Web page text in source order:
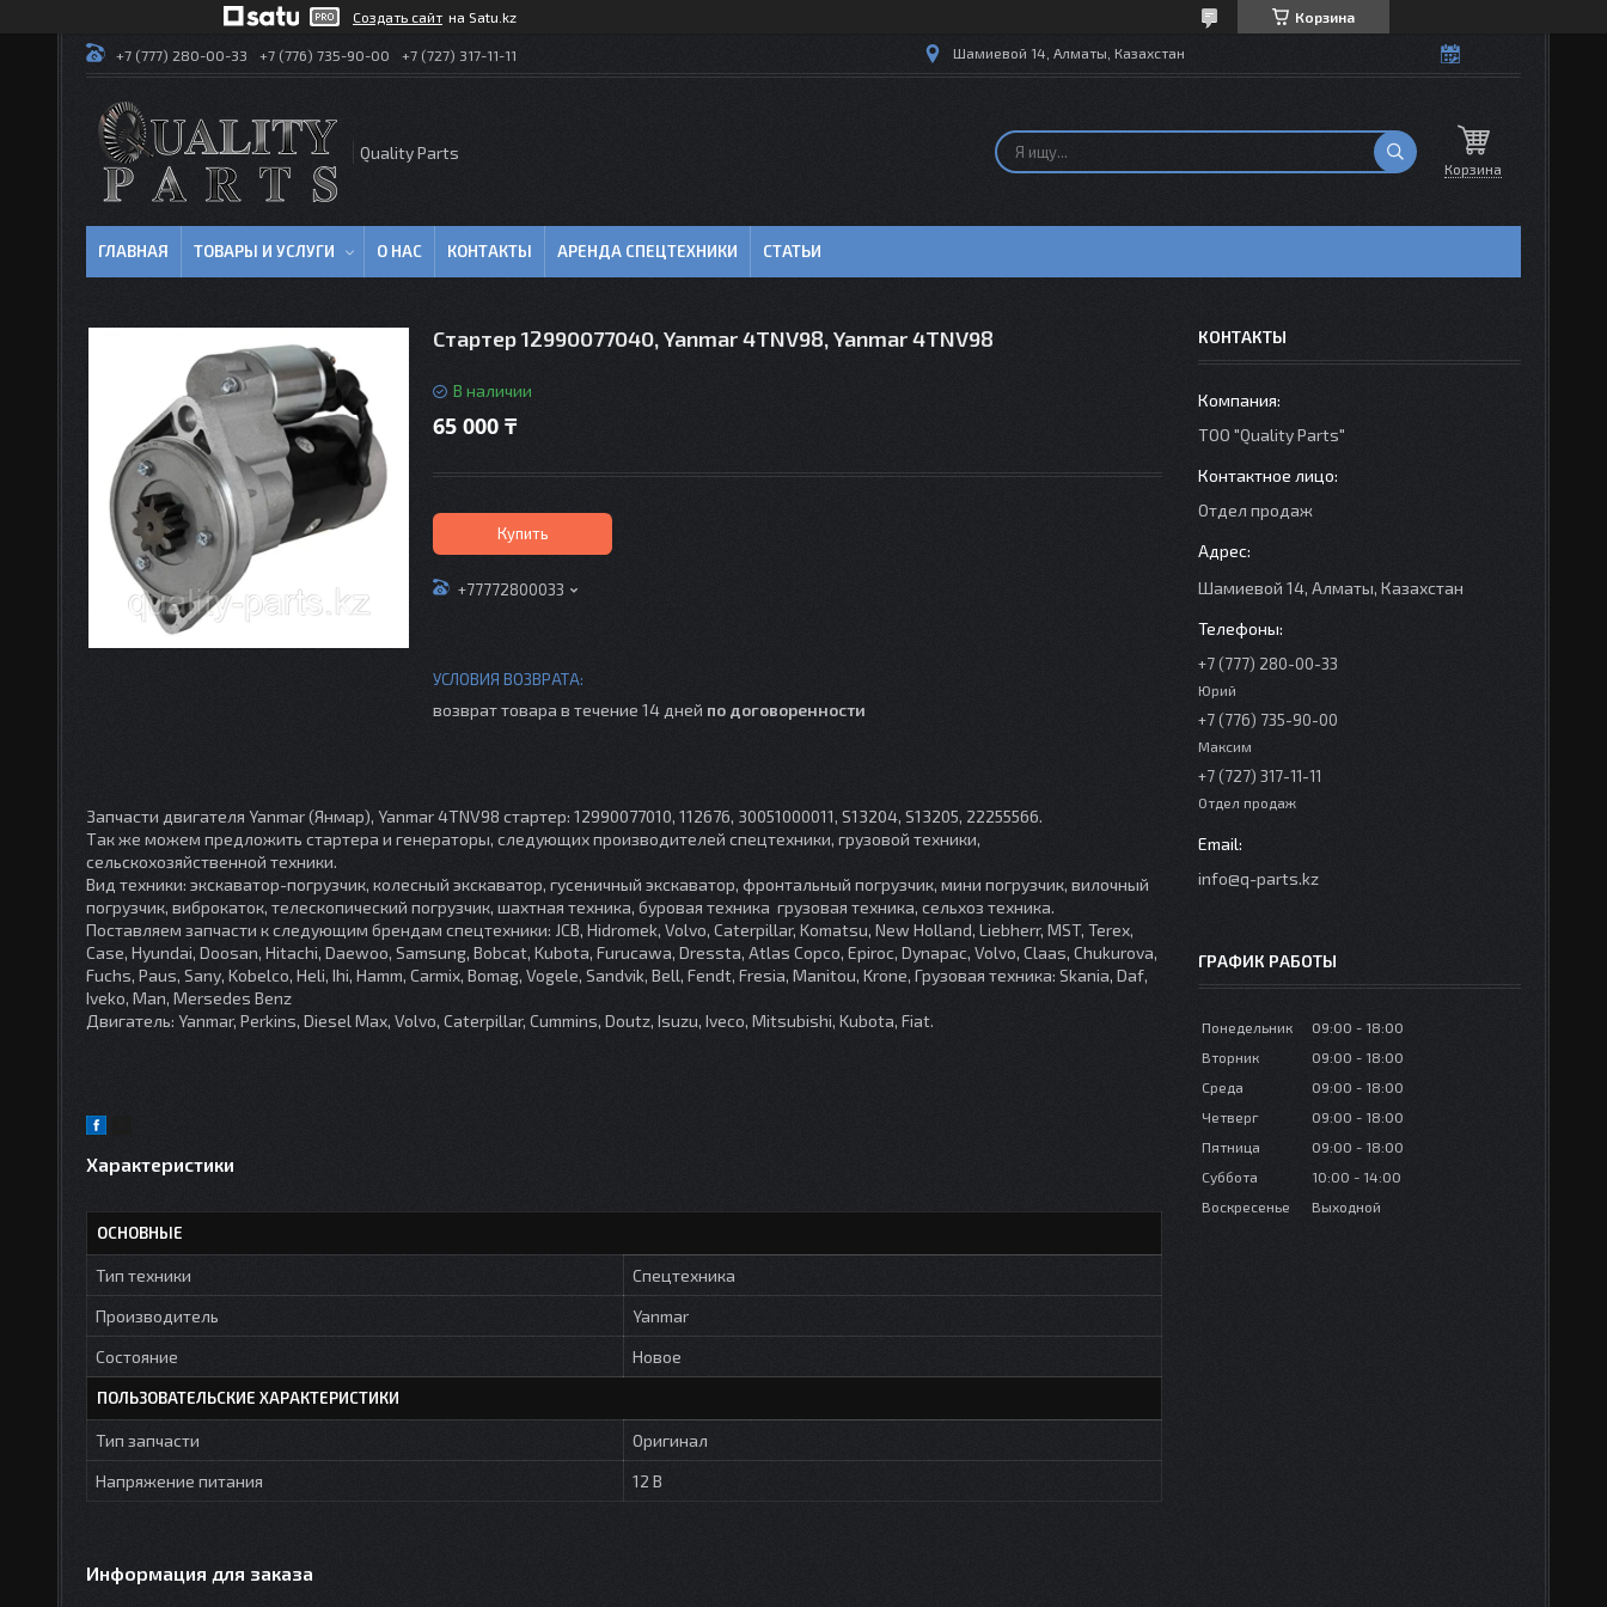
Создать сайт на Satu.kz Корзина
+7 (777) 280-00-33 +7 (776) 735-90-00 +7 (727) 317-11-11 Шамиевой 14, Алматы, Казахстан
Quality Parts
Корзина
ГЛАВНАЯ ТОВАРЫ И УСЛУГИ О НАС КОНТАКТЫ АРЕНДА СПЕЦТЕХНИКИ СТАТЬИ
Стартер 12990077040, Yanmar 4TNV98, Yanmar 4TNV98
В наличии
65 000 ₸
Купить
+77772800033
возврат товара в течение 14 дней по договоренности
Запчасти двигателя Yanmar (Янмар), Yanmar 4TNV98 стартер: 12990077010, 112676, 30051000011, S13204, S13205, 22255566.
Так же можем предложить стартера и генераторы, следующих производителей спецтехники, грузовой техники,
сельскохозяйственной техники.
Вид техники: экскаватор-погрузчик, колесный экскаватор, гусеничный экскаватор, фронтальный погрузчик, мини погрузчик, вилочный
погрузчик, виброкаток, телескопический погрузчик, шахтная техника, буровая техника грузовая техника, сельхоз техника.
Поставляем запчасти к следующим брендам спецтехники: JCB, Hidromek, Volvo, Caterpillar, Komatsu, New Holland, Liebherr, MST, Terex,
Case, Hyundai, Doosan, Hitachi, Daewoo, Samsung, Bobcat, Kubota, Furucawa, Dressta, Atlas Copco, Epiroc, Dynapac, Volvo, Claas, Chukurova,
Fuchs, Paus, Sany, Kobelco, Heli, Ihi, Hamm, Carmix, Bomag, Vogele, Sandvik, Bell, Fendt, Fresia, Manitou, Krone, Грузовая техника: Skania, Daf,
Iveko, Man, Mersedes Benz
Двигатель: Yanmar, Perkins, Diesel Max, Volvo, Caterpillar, Cummins, Doutz, Isuzu, Iveco, Mitsubishi, Kubota, Fiat.
Характеристики
ОСНОВНЫЕ
Тип техники
Спецтехника
Производитель
Yanmar
Состояние
Новое
ПОЛЬЗОВАТЕЛЬСКИЕ ХАРАКТЕРИСТИКИ
Тип запчасти
Оригинал
Напряжение питания
12 В
Информация для заказа
КОНТАКТЫ
ТОО "Quality Parts"
Отдел продаж
Шамиевой 14, Алматы, Казахстан
+7 (777) 280-00-33
Юрий
+7 (776) 735-90-00
Максим
+7 (727) 317-11-11
Отдел продаж
info@q-parts.kz
ГРАФИК РАБОТЫ
Понедельник 09:00
18:00
Вторник
09:00
18:00
Среда
09:00
18:00
Четверг
09:00
18:00
Пятница
09:00
18:00
Суббота
10:00
14:00
Воскресенье
Выходной